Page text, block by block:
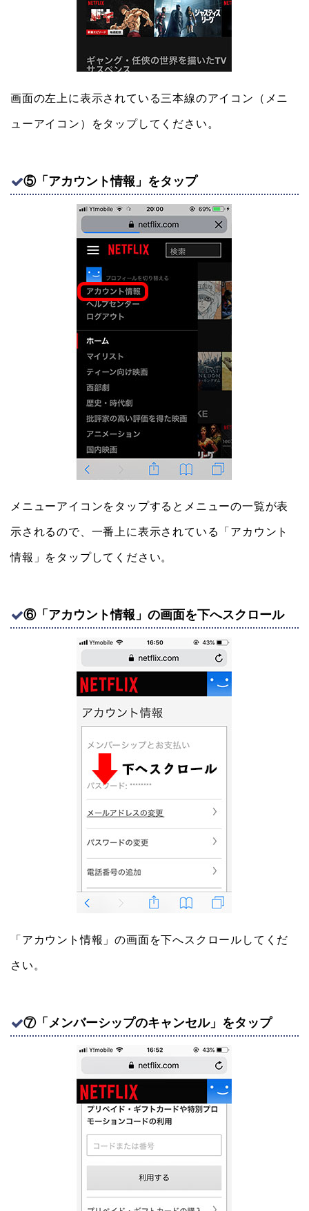
画面の左上に表示されている三本線のアイコン（メニ
ューアイコン）をタップしてください。
⑤「アカウント情報」をタップ
メニューアイコンをタップするとメニューの一覧が表
示されるので、一番上に表示されている「アカウント
情報」をタップしてください。
⑥「アカウント情報」の画面を下へスクロール
「アカウント情報」の画面を下へスクロールしてくだ
さい。
⑦「メンバーシップのキャンセル」をタップ